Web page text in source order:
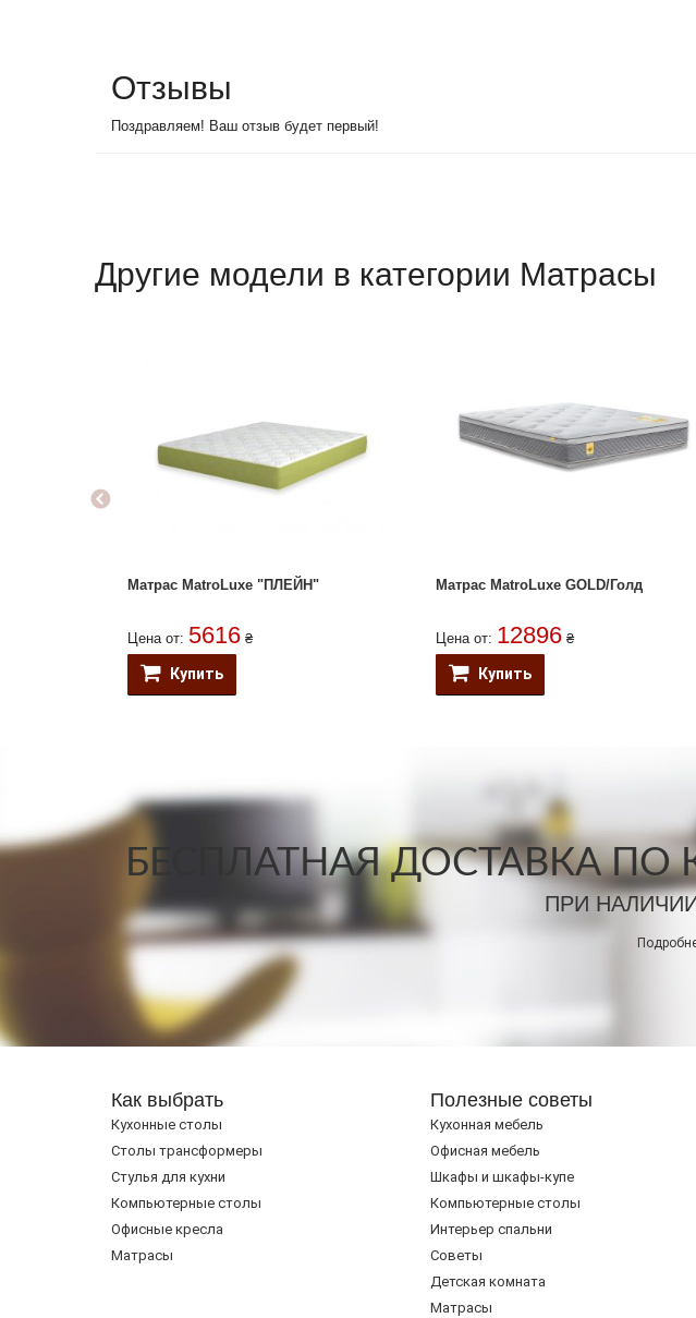
Отзывы
Поздравляем! Ваш отзыв будет первый!
Другие модели в категории Матрасы
Матрас MatroLuxe "ПЛЕЙН"
Цена от: 5616 ₴
Купить
Матрас MatroLuxe GOLD/Голд
Цена от: 12896 ₴
Купить
БЕСПЛАТНАЯ ДОСТАВКА ПО
ПРИ
Как выбрать
Кухонные столы
Cтолы трансформеры
Стулья для кухни
Компьютерные столы
Офисные кресла
Матрасы
Полезные советы
Кухонная мебель
Офисная мебель
Шкафы и шкафы-купе
Компьютерные столы
Интерьер спальни
Советы
Детская комната
Матрасы